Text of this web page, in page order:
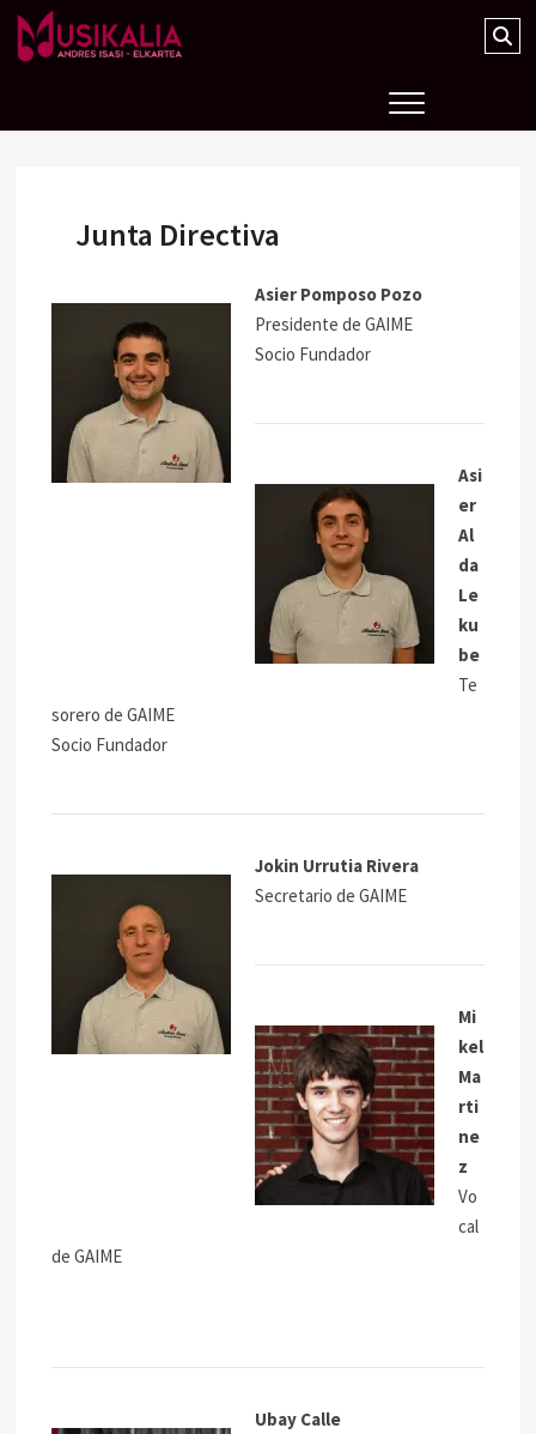
Junta Directiva
Asier Pomposo Pozo
Presidente de GAIME
Socio Fundador
Asi
er
Al
da
Le
ku
be
Te
sorero de GAIME
Socio Fundador
Jokin Urrutia Rivera
Secretario de GAIME
Mi
kel
Ma
rti
ne
z
Vo
cal
de GAIME
Ubay Calle